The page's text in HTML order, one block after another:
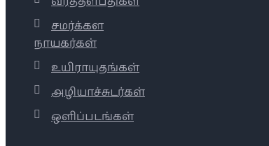
சமர்க்கள
நாயகர்கள்
உயிராயுதங்கள்
அழியாச்சுடர்கள்
ஒளிப்படங்கள்